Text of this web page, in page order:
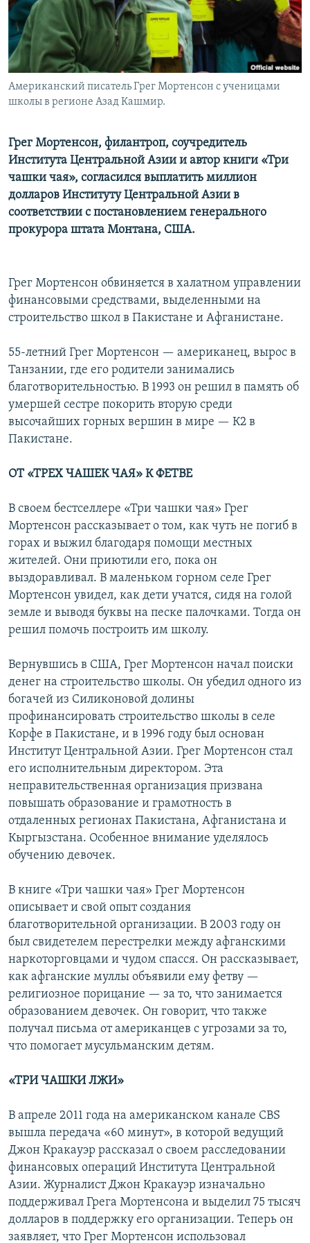
Американский писатель Грег Мортенсон с ученицами
школы в регионе Азад Кашмир.
Грег Мортенсон, филантроп, соучредитель
Института Центральной Азии и автор книги «Три
чашки чая», согласился выплатить миллион
долларов Институту Центральной Азии в
соответствии с постановлением генерального
прокурора штата Монтана, США.
Грег Мортенсон обвиняется в халатном управлении
финансовыми средствами, выделенными на
строительство школ в Пакистане и Афганистане.
55-летний Грег Мортенсон — американец, вырос в
Танзании, где его родители занимались
благотворительностью. В 1993 он решил в память об
умершей сестре покорить вторую среди
высочайших горных вершин в мире — К2 в
Пакистане.
ОТ «ТРЕХ ЧАШЕК ЧАЯ» К ФЕТВЕ
В своем бестселлере «Три чашки чая» Грег
Мортенсон рассказывает о том, как чуть не погиб в
горах и выжил благодаря помощи местных
жителей. Они приютили его, пока он
выздоравливал. В маленьком горном селе Грег
Мортенсон увидел, как дети учатся, сидя на голой
земле и выводя буквы на песке палочками. Тогда он
решил помочь построить им школу.
Вернувшись в США, Грег Мортенсон начал поиски
денег на строительство школы. Oн убедил одного из
богачей из Силиконовой долины
профинансировать строительство школы в селе
Корфе в Пакистане, и в 1996 году был основан
Институт Центральной Азии. Грег Мортенсон стал
его исполнительным директором. Эта
неправительственная организация призвана
повышать образование и грамотность в
отдаленных регионах Пакистана, Афганистана и
Кыргызстана. Особенное внимание уделялось
обучению девочек.
В книге «Три чашки чая» Грег Мортенсон
описывает и свой опыт создания
благотворительной организации. В 2003 году он
был свидетелем перестрелки между афганскими
наркоторговцами и чудом спасся. Он рассказывает,
как афганские муллы объявили ему фетву —
религиозное порицание — за то, что занимается
образованием девочек. Он говорит, что также
получaл письма от американцев с угрозами за то,
что помогает мусульманским детям.
«ТРИ ЧАШКИ ЛЖИ»
В апреле 2011 года на американском канале CBS
вышла передача «60 минут», в которой ведущий
Джон Кракауэр рассказал о своем расследовании
финансовых операций Института Центральной
Азии. Журналист Джон Кракауэр изначально
поддерживал Грега Мортенсона и выделил 75 тысяч
долларов в поддержку его организации. Теперь он
заявляет, что Грег Мортенсон использовал